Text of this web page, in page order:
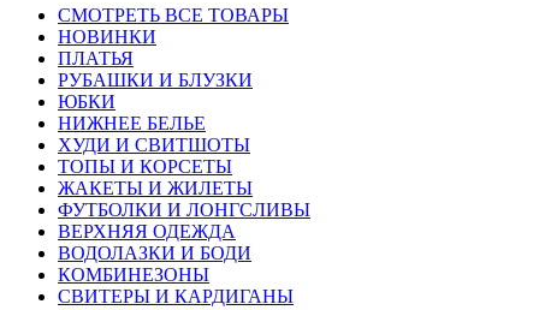
СМОТРЕТЬ ВСЕ ТОВАРЫ
НОВИНКИ
ПЛАТЬЯ
РУБАШКИ И БЛУЗКИ
ЮБКИ
НИЖНЕЕ БЕЛЬЕ
ХУДИ И СВИТШОТЫ
ТОПЫ И КОРСЕТЫ
ЖАКЕТЫ И ЖИЛЕТЫ
ФУТБОЛКИ И ЛОНГСЛИВЫ
ВЕРХНЯЯ ОДЕЖДА
ВОДОЛАЗКИ И БОДИ
КОМБИНЕЗОНЫ
СВИТЕРЫ И КАРДИГАНЫ